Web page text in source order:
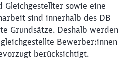
Gleichgestellter sowie eine
sind innerhalb des DB
Grundsätze. Deshalb werden
Bewerber:innen
berücksichtigt.